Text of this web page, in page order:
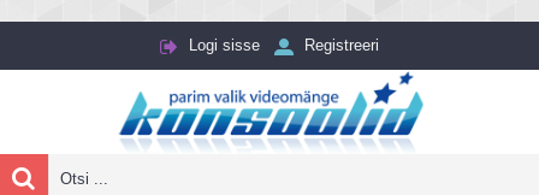
Logi sisse Registreeri